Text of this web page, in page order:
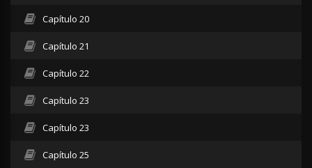
Capítulo 20
Capítulo 21
Capítulo 22
Capítulo 23
Capítulo 23
Capítulo 25